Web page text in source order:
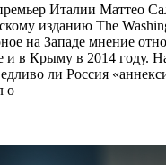
Италии Маттео
изданию The
на Западе мнение
и в Крыму в 2014 году.
ли Россия
о